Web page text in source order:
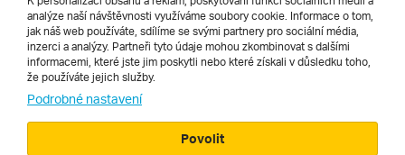
Všechny
Cestopisy
analýze naší návštěvnosti využíváme soubory cookie. Informace o tom,
jak náš web používáte, sdílíme se svými partnery pro sociální média,
inzerci a analýzy. Partneři tyto údaje mohou zkombinovat s dalšími
informacemi, které jste jim poskytli nebo které získali v důsledku toho,
že používáte jejich služby.
Podrobné nastavení
Povolit